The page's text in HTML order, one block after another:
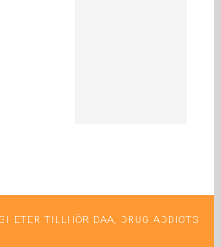
TILLHÖR DAA, DRUG ADDICTS